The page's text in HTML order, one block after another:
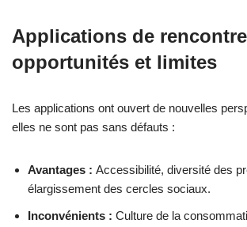
Applications de
opportunités et limites
Les applications ont ouvert de nouvelles
elles ne sont pas sans défauts :
Avantages : Accessibilité, diversité des
élargissement des cercles sociaux.
Inconvénients : Culture de la